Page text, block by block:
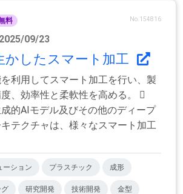
料 No.154816
09/23
かしたスマート加工
利用してスマート加工を行い、製
、効率性と柔軟性を高める。 
的AIモデル及びその他のディープ
テクチャは、様々なスマート加工
ーション プラスチック 成形
研究開発 技術開発 金型